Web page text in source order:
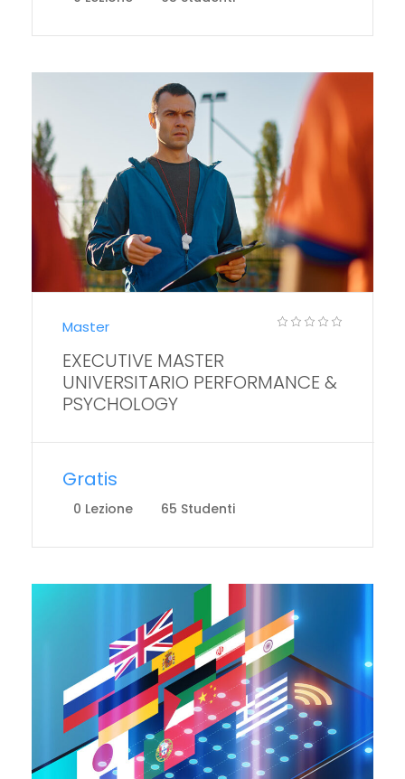
Master
EXECUTIVE MASTER
UNIVERSITARIO PERFORMANCE &
PSYCHOLOGY
Gratis
0 Lezione 65 Studenti